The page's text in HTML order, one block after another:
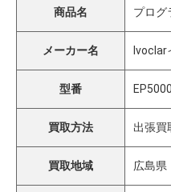
商品名 プログ
メーカー名 Ivoclar
型番 EP5000
買取方法 出張買
買取地域 広島県